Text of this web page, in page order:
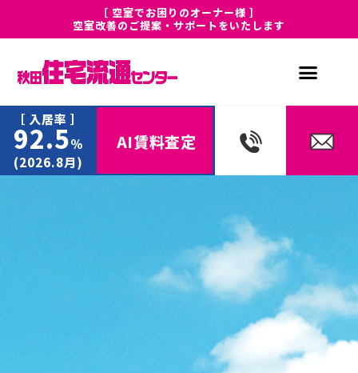
［ 空室でお困りのオーナー様 ］
空室改善のご提案・サポートをいたします
［ 入居率 ］
92.5%
(2026.8月)
AI賃料査定